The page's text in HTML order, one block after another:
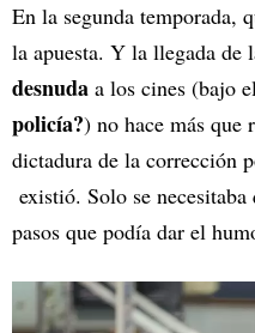
En la segunda temporada,
la apuesta. Y la llegada de
desnuda a los cines (bajo
policía?) no hace más que
dictadura de la corrección
existió. Solo se
pasos que podía dar el